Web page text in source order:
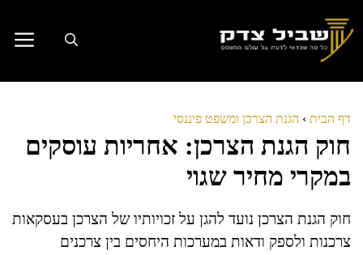
לתוכן
דף הבית › הגנת הצרכן ומשפט פיננסי
חוק הגנת הצרכן: אחריות עוסקים
במקרי מחיר שגוי
חוק הגנת הצרכן נועד להגן על זכויותיו של הצרכן בעסקאות
צרכנות ולספק ודאות במערכות היחסים בין צרכנים